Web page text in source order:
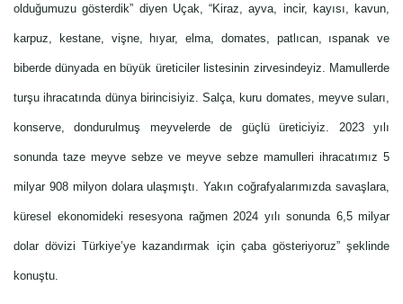
olduğumuzu gösterdik” diyen Uçak, “Kiraz, ayva, incir, kayısı, kavun,
karpuz, kestane, vişne, hıyar, elma, domates, patlıcan, ıspanak ve
biberde dünyada en büyük üreticiler listesinin zirvesindeyiz. Mamullerde
turşu ihracatında dünya birincisiyiz. Salça, kuru domates, meyve suları,
konserve, dondurulmuş meyvelerde de güçlü üreticiyiz. 2023 yılı
sonunda taze meyve sebze ve meyve sebze mamulleri ihracatımız 5
milyar 908 milyon dolara ulaşmıştı. Yakın coğrafyalarımızda savaşlara,
küresel ekonomideki resesyona rağmen 2024 yılı sonunda 6,5 milyar
dolar dövizi Türkiye’ye kazandırmak için çaba gösteriyoruz” şeklinde
konuştu.